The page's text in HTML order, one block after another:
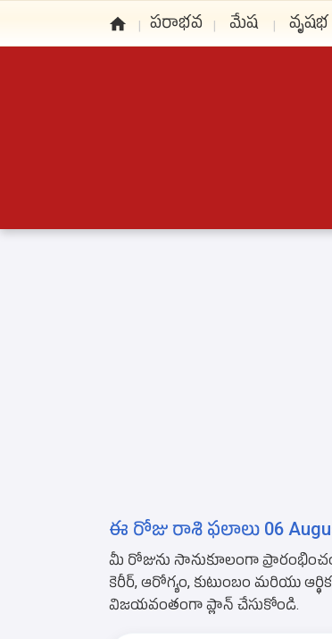
పరాభవ మేష వృషభ
ఈ రోజు రాశి ఫలాలు 06
మీ రోజును సానుకూలంగా
కెరీర్, ఆరోగ్యం, కుటుంబం మరియు
విజయవంతంగా ప్లాన్ చేసుకోండి.